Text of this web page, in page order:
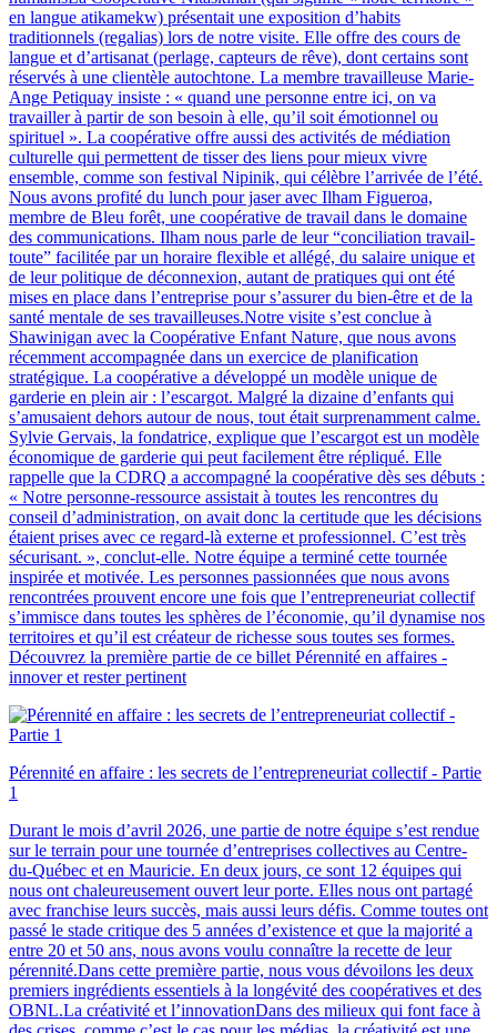
en langue atikamekw) présentait une exposition d’habits
traditionnels (regalias) lors de notre visite. Elle offre des cours de
langue et d’artisanat (perlage, capteurs de rêve), dont certains sont
réservés à une clientèle autochtone. La membre travailleuse Marie-
Ange Petiquay insiste : « quand une personne entre ici, on va
travailler à partir de son besoin à elle, qu’il soit émotionnel ou
spirituel ». La coopérative offre aussi des activités de médiation
culturelle qui permettent de tisser des liens pour mieux vivre
ensemble, comme son festival Nipinik, qui célèbre l’arrivée de l’été.
Nous avons profité du lunch pour jaser avec Ilham Figueroa,
membre de Bleu forêt, une coopérative de travail dans le domaine
des communications. Ilham nous parle de leur “conciliation travail-
toute” facilitée par un horaire flexible et allégé, du salaire unique et
de leur politique de déconnexion, autant de pratiques qui ont été
mises en place dans l’entreprise pour s’assurer du bien-être et de la
santé mentale de ses travailleuses.Notre visite s’est conclue à
Shawinigan avec la Coopérative Enfant Nature, que nous avons
récemment accompagnée dans un exercice de planification
stratégique. La coopérative a développé un modèle unique de
garderie en plein air : l’escargot. Malgré la dizaine d’enfants qui
s’amusaient dehors autour de nous, tout était surprenamment calme.
Sylvie Gervais, la fondatrice, explique que l’escargot est un modèle
économique de garderie qui peut facilement être répliqué. Elle
rappelle que la CDRQ a accompagné la coopérative dès ses débuts :
« Notre personne-ressource assistait à toutes les rencontres du
conseil d’administration, on avait donc la certitude que les décisions
étaient prises avec ce regard-là externe et professionnel. C’est très
sécurisant. », conclut-elle. Notre équipe a terminé cette tournée
inspirée et motivée. Les personnes passionnées que nous avons
rencontrées prouvent encore une fois que l’entrepreneuriat collectif
s’immisce dans toutes les sphères de l’économie, qu’il dynamise nos
territoires et qu’il est créateur de richesse sous toutes ses formes.
Découvrez la première partie de ce billet Pérennité en affaires -
innover et rester pertinent
Pérennité en affaire : les secrets de l’entrepreneuriat collectif - Partie
1
Durant le mois d’avril 2026, une partie de notre équipe s’est rendue
sur le terrain pour une tournée d’entreprises collectives au Centre-
du-Québec et en Mauricie. En deux jours, ce sont 12 équipes qui
nous ont chaleureusement ouvert leur porte. Elles nous ont partagé
avec franchise leurs succès, mais aussi leurs défis. Comme toutes ont
passé le stade critique des 5 années d’existence et que la majorité a
entre 20 et 50 ans, nous avons voulu connaître la recette de leur
pérennité.Dans cette première partie, nous vous dévoilons les deux
premiers ingrédients essentiels à la longévité des coopératives et des
OBNL.La créativité et l’innovationDans des milieux qui font face à